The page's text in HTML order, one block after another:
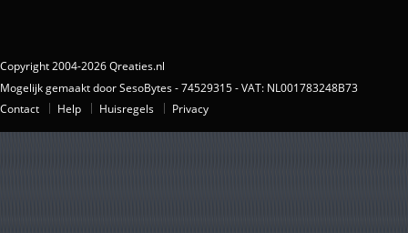
Copyright 2004-2026 Qreaties.nl
Mogelijk gemaakt door SesoBytes - 74529315 - VAT: NL001783248B73
Contact
Help Huisregels Privacy